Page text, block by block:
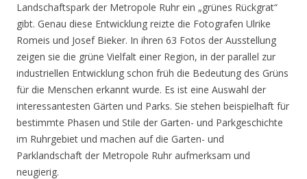
Landschaftspark der Metropole Ruhr ein „grünes Rückgrat“
gibt. Genau diese Entwicklung reizte die Fotografen Ulrike
Romeis und Josef Bieker. In ihren 63 Fotos der Ausstellung
zeigen sie die grüne Vielfalt einer Region, in der parallel zur
industriellen Entwicklung schon früh die Bedeutung des Grüns
für die Menschen erkannt wurde. Es ist eine Auswahl der
interessantesten Gärten und Parks. Sie stehen beispielhaft für
bestimmte Phasen und Stile der Garten- und Parkgeschichte
im Ruhrgebiet und machen auf die Garten- und
Parklandschaft der Metropole Ruhr aufmerksam und
neugierig.